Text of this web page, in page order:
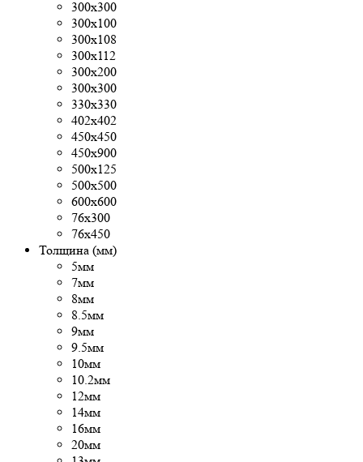
300x300
300х100
300х108
300х112
300х200
300х300
330х330
402х402
450х450
450х900
500x125
500х500
600х600
76х300
76х450
Толщина (мм)
5мм
7мм
8мм
8.5мм
9мм
9.5мм
10мм
10.2мм
12мм
14мм
16мм
20мм